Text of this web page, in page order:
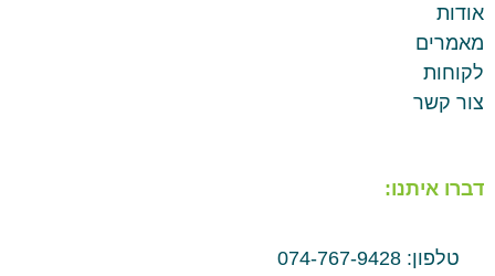
אודות
מאמרים
לקוחות
צור קשר
דברו איתנו:
טלפון: 074-767-9428